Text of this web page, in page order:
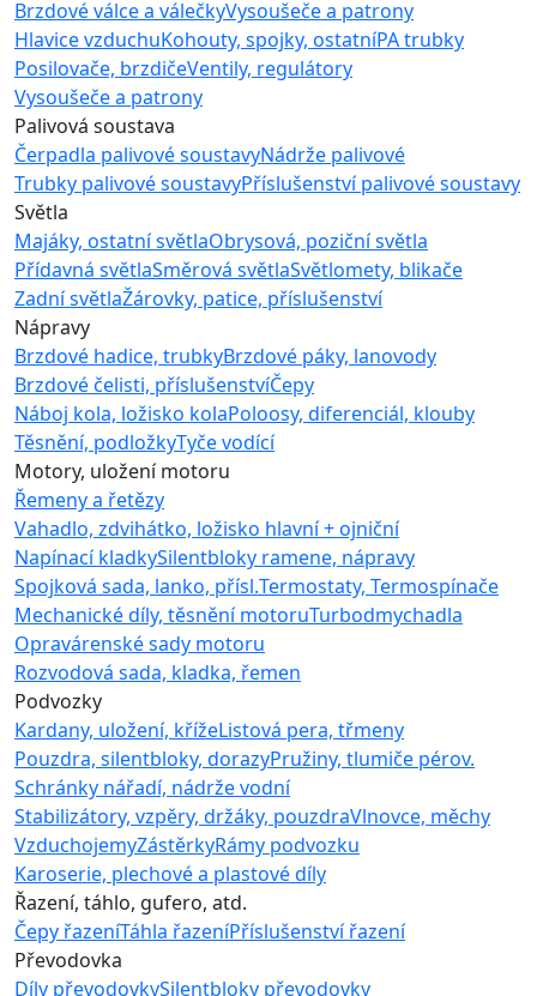
Brzdové válce a válečkyVysoušeče a patrony
Hlavice vzduchuKohouty, spojky, ostatníPA trubky
Posilovače, brzdičeVentily, regulátory
Vysoušeče a patrony
Palivová soustava
Čerpadla palivové soustavyNádrže palivové
Trubky palivové soustavyPříslušenství palivové soustavy
Světla
Majáky, ostatní světlaObrysová, poziční světla
Přídavná světlaSměrová světlaSvětlomety, blikače
Zadní světlaŽárovky, patice, příslušenství
Nápravy
Brzdové hadice, trubkyBrzdové páky, lanovody
Brzdové čelisti, příslušenstvíČepy
Náboj kola, ložisko kolaPoloosy, diferenciál, klouby
Těsnění, podložkyTyče vodící
Motory, uložení motoru
Řemeny a řetězy
Vahadlo, zdvihátko, ložisko hlavní + ojniční
Napínací kladkySilentbloky ramene, nápravy
Spojková sada, lanko, přísl.Termostaty, Termospínače
Mechanické díly, těsnění motoruTurbodmychadla
Opravárenské sady motoru
Rozvodová sada, kladka, řemen
Podvozky
Kardany, uložení, křížeListová pera, třmeny
Pouzdra, silentbloky, dorazyPružiny, tlumiče pérov.
Schránky nářadí, nádrže vodní
Stabilizátory, vzpěry, držáky, pouzdraVlnovce, měchy
VzduchojemyZástěrkyRámy podvozku
Karoserie, plechové a plastové díly
Řazení, táhlo, gufero, atd.
Čepy řazeníTáhla řazeníPříslušenství řazení
Převodovka
Díly převodovkySilentbloky převodovky